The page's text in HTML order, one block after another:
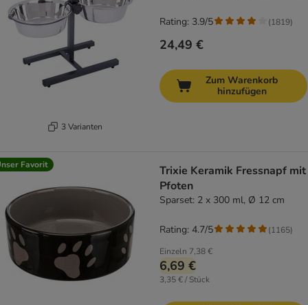
3 Varianten
24,49 €
Rating: 3.9/5 (1819)
Zum Warenkorb
hinzufügen
Favorit
Trixie Keramik Fressnapf mit
Pfoten
Sparset: 2 x 300 ml, Ø 12 cm
Einzeln 7,38 €
6,69 €
3,35 € / Stück
Rating: 4.7/5 (1165)